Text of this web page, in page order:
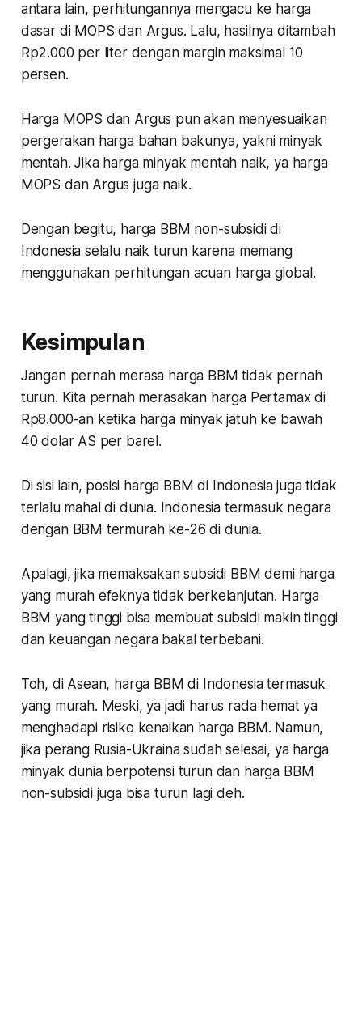
antara lain, perhitungannya mengacu ke harga
dasar di MOPS dan Argus. Lalu, hasilnya ditambah
Rp2.000 per liter dengan margin maksimal 10
persen.
Harga MOPS dan Argus pun akan menyesuaikan
pergerakan harga bahan bakunya, yakni minyak
mentah. Jika harga minyak mentah naik, ya harga
MOPS dan Argus juga naik.
Dengan begitu, harga BBM non-subsidi di
Indonesia selalu naik turun karena memang
menggunakan perhitungan acuan harga global.
Kesimpulan
Jangan pernah merasa harga BBM tidak pernah
turun. Kita pernah merasakan harga Pertamax di
Rp8.000-an ketika harga minyak jatuh ke bawah
40 dolar AS per barel.
Di sisi lain, posisi harga BBM di Indonesia juga tidak
terlalu mahal di dunia. Indonesia termasuk negara
dengan BBM termurah ke-26 di dunia.
Apalagi, jika memaksakan subsidi BBM demi harga
yang murah efeknya tidak berkelanjutan. Harga
BBM yang tinggi bisa membuat subsidi makin tinggi
dan keuangan negara bakal terbebani.
Toh, di Asean, harga BBM di Indonesia termasuk
yang murah. Meski, ya jadi harus rada hemat ya
menghadapi risiko kenaikan harga BBM. Namun,
jika perang Rusia-Ukraina sudah selesai, ya harga
minyak dunia berpotensi turun dan harga BBM
non-subsidi juga bisa turun lagi deh.